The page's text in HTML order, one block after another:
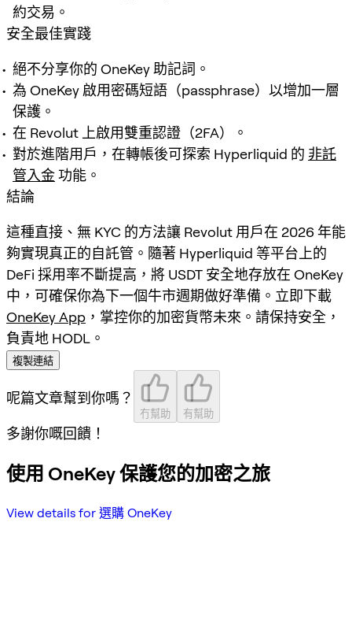
約交易。
安全最佳實踐
絕不分享你的 OneKey 助記詞。
為 OneKey 啟用密碼短語（passphrase）以增加一層
保護。
在 Revolut 上啟用雙重認證（2FA）。
對於進階用戶，在轉帳後可探索 Hyperliquid 的 非託
管入金功能。
結論
這種直接、無 KYC 的方法讓 Revolut 用戶在 2026 年能
夠實現真正的自託管。隨著 Hyperliquid 等平台上的
DeFi 採用率不斷提高，將 USDT 安全地存放在 OneKey
中，可確保你為下一個牛市週期做好準備。立即下載
OneKey App ，掌控你的加密貨幣未來。請保持安全，
負責地 HODL。
複製連結
呢篇文章幫到你嗎？
冇幫助 有幫助
多謝你嘅回饋！
使用 OneKey 保護您的加密之旅
View details for 選購 OneKey